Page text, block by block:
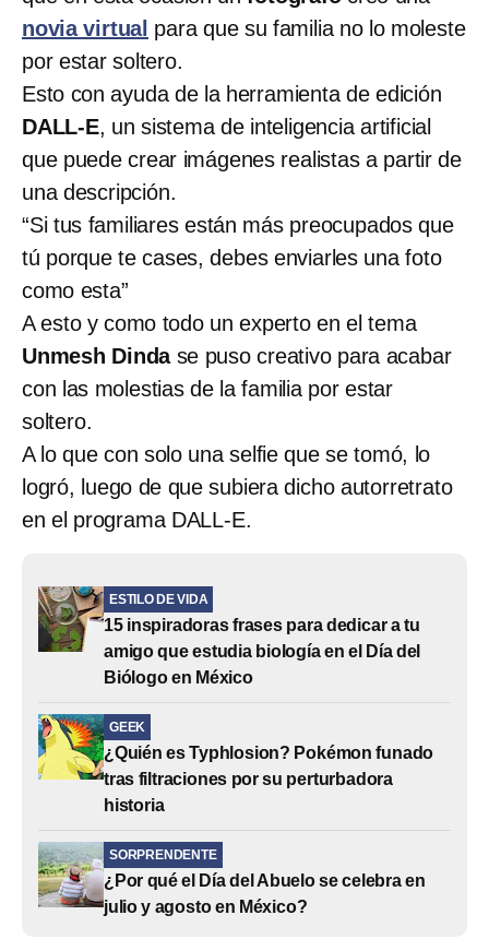
novia virtual para que su familia no lo moleste
por estar soltero.
Esto con ayuda de la herramienta de edición
DALL-E, un sistema de inteligencia artificial
que puede crear imágenes realistas a partir de
una descripción.
“Si tus familiares están más preocupados que
tú porque te cases, debes enviarles una foto
como esta”
A esto y como todo un experto en el tema
Unmesh Dindase puso creativo para acabar
con las molestias de la familia por estar
soltero.
A lo que con solo una selfie que se tomó, lo
logró, luego de que subiera dicho autorretrato
en el programa DALL-E.
ESTILO DE VIDA
15 inspiradoras frases para dedicar a tu
amigo que estudia biología en el Día del
Biólogo en México
GEEK
¿Quién es Typhlosion? Pokémon funado
tras filtraciones por su perturbadora
historia
SORPRENDENTE
¿Por qué el Día del Abuelo se celebra en
julio y agosto en México?